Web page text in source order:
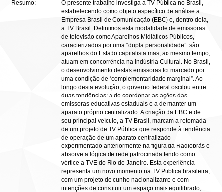
Resumo:
O presente trabalho investiga a TV Pública no Brasil,
estabelecendo como objeto específico de análise a
Empresa Brasil de Comunicação (EBC) e, dentro dela,
a TV Brasil. Definimos esta modalidade de emissoras
de televisão como Aparelhos Midiáticos Públicos,
caracterizados por uma “dupla personalidade”: são
aparelhos do Estado capitalista mas, ao mesmo tempo,
atuam em concorrência na Indústria Cultural. No Brasil,
o desenvolvimento destas emissoras foi marcado por
uma condição de “complementaridade marginal”. Ao
longo desta evolução, o governo federal oscilou entre
duas tendências: a de coordenar as ações das
emissoras educativas estaduais e a de manter um
aparato próprio centralizado. A criação da EBC e de
seu principal veículo, a TV Brasil, marcam a retomada
de um projeto de TV Pública que responde à tendência
de operação de um aparato centralizado
experimentado anteriormente na figura da Radiobrás e
absorve a lógica de rede patrocinada tendo como
vértice a TVE do Rio de Janeiro. Esta experiência
representa um novo momento na TV Pública brasileira,
com um projeto de cunho nacionalizante e com
intenções de constituir um espaço mais equilibrado,